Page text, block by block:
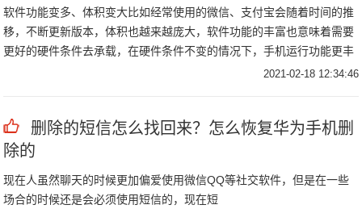
软件功能变多、体积变大比如经常使用的微信、支付宝会随着时间的推
移，不断更新版本，体积也越来越庞大，软件功能的丰富也意味着需要
更好的硬件条件去承载，在硬件条件不变的情况下，手机运行功能更丰
富的软件自然需要占用更大的内存，并且增加了对硬件的消耗，会使得
2021-02-18 12:34:46
删除的短信怎么找回来？怎么恢复华为手机删
除的
现在人虽然聊天的时候更加偏爱使用微信QQ等社交软件，但是在一些
场合的时候还是会必须使用短信的，现在短